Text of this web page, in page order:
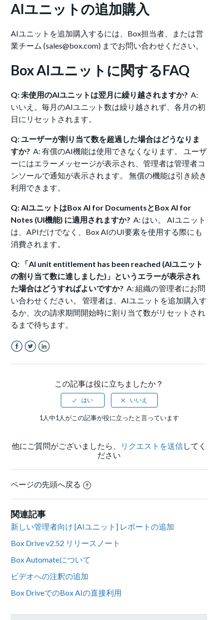
AIユニットの追加購入
AIユニットを追加購入するには、Box担当者、または営
業チーム (sales@box.com) までお問い合わせください。
Box AIユニットに関するFAQ
Q: 未使用のAIユニットは翌月に繰り越されますか? A:
いいえ。毎月のAIユニット数は繰り越されず、各月の初
日にリセットされます。
Q: ユーザーが割り当て数を超過した場合はどうなりま
すか? A: 有償のAI機能は使用できなくなります。 ユーザ
ーにはエラーメッセージが表示され、管理者は管理者コ
ンソールで通知が表示されます。 無償の機能は引き続き
利用できます。
Q: AIユニットはBox AI for DocumentsとBox AI for
Notes (UI機能) に適用されますか? A: はい。 AIユニット
は、APIだけでなく、Box AIのUI要素を使用する際にも
消費されます。
Q: 「AI unit entitlement has been reached (AIユニット
の割り当て数に達しました)」というエラーが表示され
た場合はどうすればよいですか? A: 組織の管理者にお問
い合わせください。 管理者は、AIユニットを追加購入す
るか、次の請求期間開始時に割り当て数がリセットされ
るまで待ちます。
この記事は役に立ちましたか？
1人中1人がこの記事が役に立ったと言っています
他にご質問がございましたら、 リクエストを送信してく
ださい
ページの先頭へ戻る
関連記事
新しい管理者向け [AIユニット] レポートの追加
Box Drive v2.52 リリースノート
Box Automateについて
ビデオへの注釈の追加
Box DriveでのBox AIの直接利用